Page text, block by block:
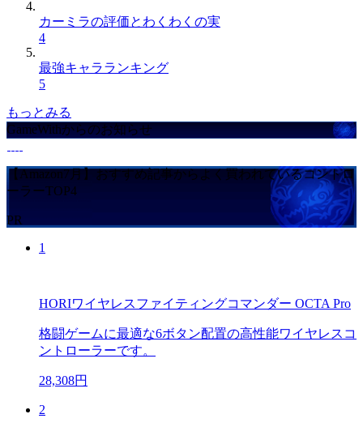
カーミラの評価とわくわくの実
4
最強キャラランキング
5
もっとみる
GameWithからのお知らせ
【Amazon7月】おすすめ記事からよく買われているコントロ
ーラーTOP4
PR
1
HORIワイヤレスファイティングコマンダー OCTA Pro
格闘ゲームに最適な6ボタン配置の高性能ワイヤレスコ
ントローラーです。
28,308円
2